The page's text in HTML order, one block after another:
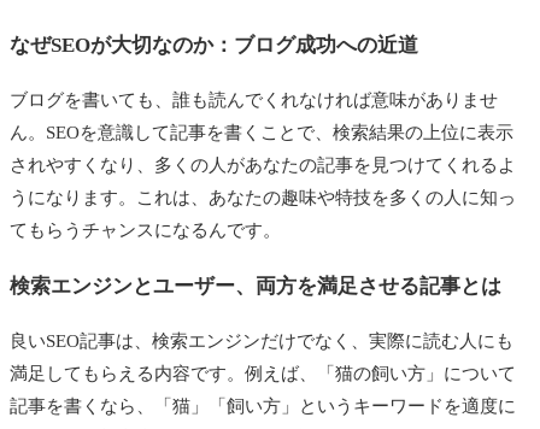
なぜSEOが大切なのか：ブログ成功への近道
ブログを書いても、誰も読んでくれなければ意味がありませ
ん。SEOを意識して記事を書くことで、検索結果の上位に表示
されやすくなり、多くの人があなたの記事を見つけてくれるよ
うになります。これは、あなたの趣味や特技を多くの人に知っ
てもらうチャンスになるんです。
検索エンジンとユーザー、両方を満足させる記事とは
良いSEO記事は、検索エンジンだけでなく、実際に読む人にも
満足してもらえる内容です。例えば、「猫の飼い方」について
記事を書くなら、「猫」「飼い方」というキーワードを適度に